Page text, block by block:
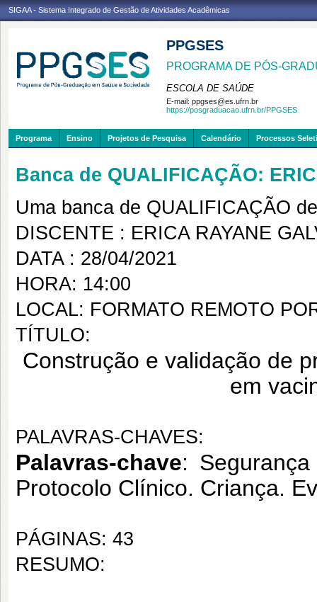
SIGAA - Sistema Integrado de Gestão de Atividades Acadêmicas
PPGSES
PROGRAMA DE PÓS-
ESCOLA DE SAÚDE
E-mail: ppgses@es.ufrn.br
https://posgraduacao.ufrn.br/PPGSES
Programa Ensino Projetos de Pesquisa Calendário Processos
Banca de QUALIFICAÇÃO:
Uma banca de QUALIFICAÇÃO
DISCENTE : ERICA RAYANE
DATA : 28/04/2021
HORA: 14:00
LOCAL: FORMATO REMOTO
TÍTULO:
Construção e validação de
em
PALAVRAS-CHAVES:
Palavras-chave:
Protocolo Clínico. Criança.
PÁGINAS: 43
RESUMO: